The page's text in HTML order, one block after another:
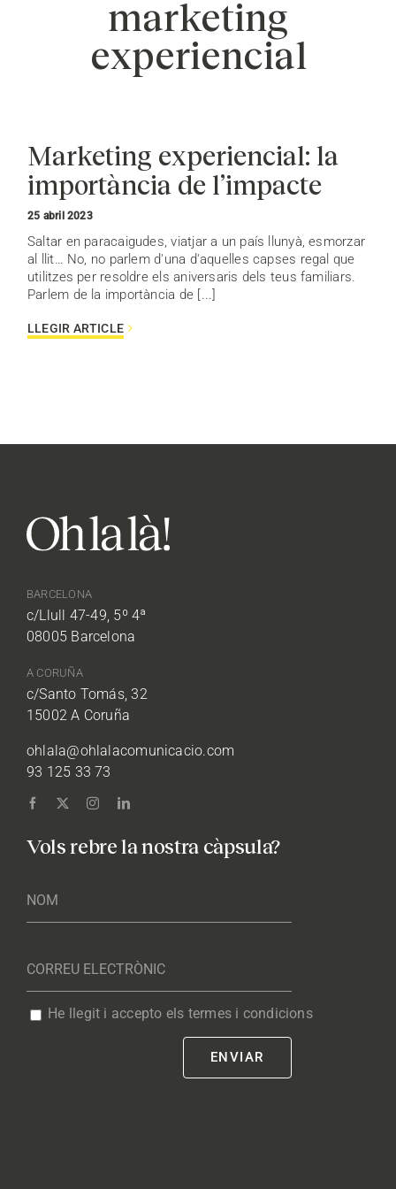
marketing
experiencial
Marketing experiencial: la
importància de l’impacte
25 abril 2023
Saltar en paracaigudes, viatjar a un país llunyà, esmorzar
al llit… No, no parlem d'una d'aquelles capses regal que
utilitzes per resoldre els aniversaris dels teus familiars.
Parlem de la importància de [...]
LLEGIR ARTICLE
BARCELONA
c/Llull 47-49, 5º 4ª
08005 Barcelona
A CORUÑA
c/Santo Tomás, 32
15002 A Coruña
ohlala@ohlalacomunicacio.com
93 125 33 73
Vols rebre la nostra càpsula?
He llegit i accepto els termes i condicions